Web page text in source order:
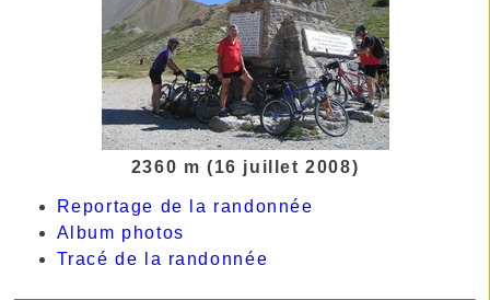
2360 m (16 juillet 2008)
Reportage de la randonnée
Album photos
Tracé de la randonnée